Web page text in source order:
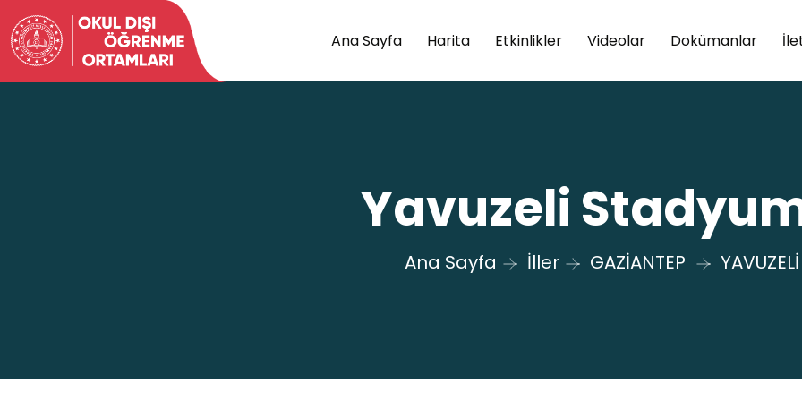
Ana Sayfa Harita Etkinlikler Videolar Dokümanlar
Yavuzeli
Ana Sayfa İller GAZİANTEP YAVUZELİ